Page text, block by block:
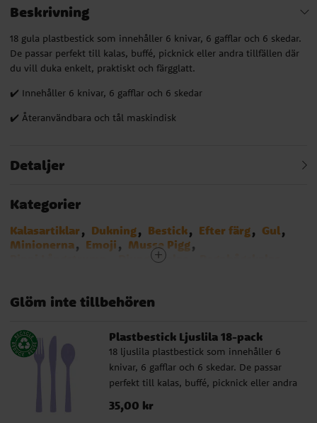
Beskrivning
18 gula plastbestick som innehåller 6 knivar, 6 gafflar och 6 skedar.
De passar perfekt till kalas, buffé, picknick eller andra tillfällen där
du vill duka enkelt, praktiskt och färgglatt.
✔️ Innehåller 6 knivar, 6 gafflar och 6 skedar
✔️ Återanvändbara och tål maskindisk
Detaljer
Kategorier
Kalasartiklar Dukning Bestick Efter färg
Gul
Minionerna
Emoji
Musse Pigg
Djungelkalas
Spidey och hans fantastiska vänner
Glöm inte tillbehören
Plastbestick Ljuslila 18-pack
18 ljuslila plastbestick som innehåller 6
knivar, 6 gafflar och 6 skedar. De passar
perfekt till kalas, buffé, picknick eller andra
tillfällen där du vill duka enkelt, praktiskt
och färgglatt. ✔️ Innehåller 6 knivar, 6
Pris:35,00 kr
35,00 kr